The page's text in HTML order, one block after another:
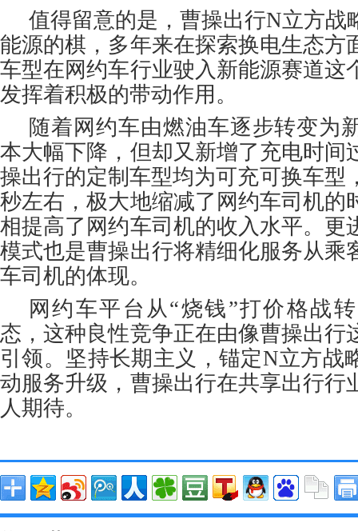
值得留意的是，曹操出行N立方战
能源的棋，多年来在探索换电生态方
车型在网约车行业驶入新能源赛道这
发挥着积极的带动作用。
随着网约车由燃油车逐步转变为
本大幅下降，但却又新增了充电时间
操出行的定制车型均为可充可换车型
秒左右，极大地缩减了网约车司机的
相提高了网约车司机的收入水平。更
模式也是曹操出行将精细化服务从乘
车司机的体现。
网约车平台从“烧钱”打价格战
态，这种良性竞争正在由像曹操出行
引领。坚持长期主义，锚定N立方战
动服务升级，曹操出行在共享出行行
人期待。